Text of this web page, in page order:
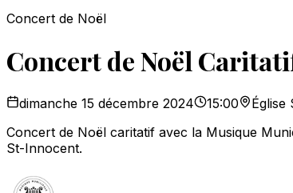
Concert de Noël
Concert de Noël
dimanche 15 décembre 2024 15:00
Concert de Noël caritatif avec la Musique
St-Innocent.